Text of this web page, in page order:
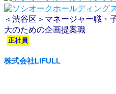
＜渋谷区＞マネージャー職・
大のための企画提案職
正社員
株式会社LIFULL